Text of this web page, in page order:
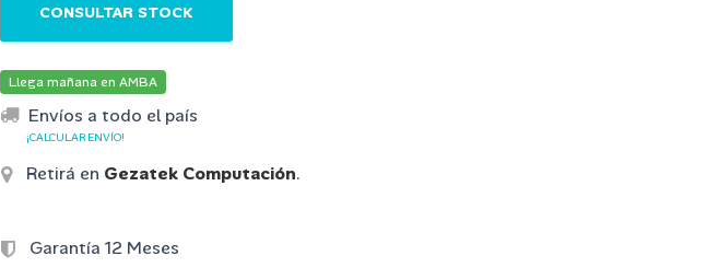
CONSULTAR STOCK
Llega mañana en AMBA
Envíos a todo el país
¡CALCULAR ENVÍO!
Retirá en Gezatek Computación.
Garantía 12 Meses